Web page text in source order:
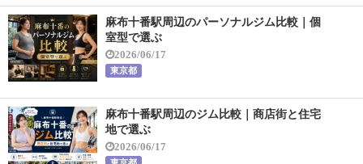
麻布十番駅周辺のパーソナルジム比較｜個
室型で選ぶ
2026/06/17
東京都
麻布十番駅周辺のジム比較｜商店街と住宅
地で選ぶ
2026/06/17